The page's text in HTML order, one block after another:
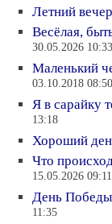
Летний
Весёлая,
30.05.2026 10:33
Маленький
03.10.2018 08:50
Я в сарайку
13:18
Хороший
Что
15.05.2026 09:11
День Победы
11:35